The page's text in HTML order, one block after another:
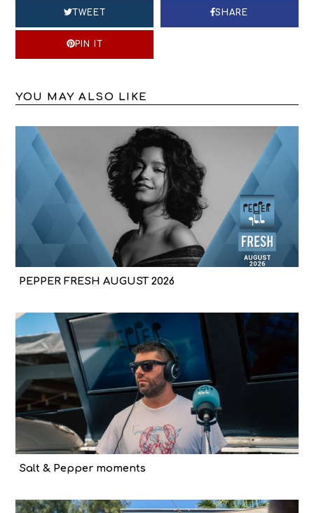
TWEET SHARE
PIN IT
YOU MAY ALSO LIKE
PEPPER FRESH AUGUST 2026
Salt & Pepper moments